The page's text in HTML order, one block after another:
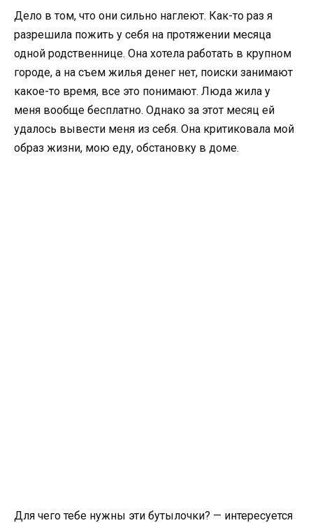
Дело в том, что они сильно наглеют. Как-то раз я
разрешила пожить у себя на протяжении месяца
одной родственнице. Она хотела работать в крупном
городе, а на съем жилья денег нет, поиски занимают
какое-то время, все это понимают. Люда жила у
меня вообще бесплатно. Однако за этот месяц ей
удалось вывести меня из себя. Она критиковала мой
образ жизни, мою еду, обстановку в доме.
Для чего тебе нужны эти бутылочки? — интересуется